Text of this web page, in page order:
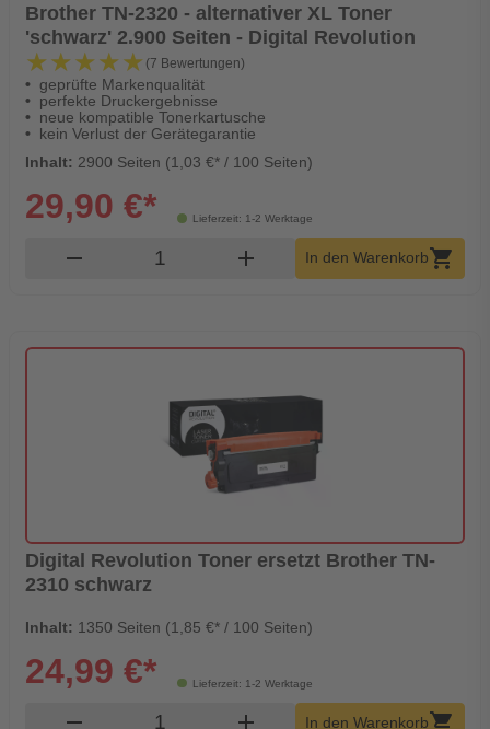
Brother TN-2320 - alternativer XL Toner
'schwarz' 2.900 Seiten - Digital Revolution
★★★★★
★★★★★ (7 Bewertungen)
geprüfte Markenqualität
perfekte Druckergebnisse
neue kompatible Tonerkartusche
kein Verlust der Gerätegarantie
Inhalt: 2900 Seiten (1,03 €* / 100 Seiten)
Lieferzeit: 1-2 Werktage
29,90 €*
remove Produkt Warenkorb Menge
add In den Warenkorbshopping_cart
Digital Revolution Toner ersetzt Brother TN-
2310 schwarz
Inhalt: 1350 Seiten (1,85 €* / 100 Seiten)
Lieferzeit: 1-2 Werktage
24,99 €*
remove Produkt Warenkorb Menge
add In den Warenkorb shopping_cart